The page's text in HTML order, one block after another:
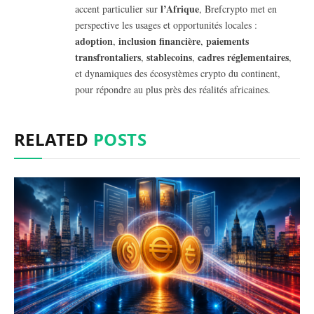
accent particulier sur l’Afrique, Brefcrypto met en
perspective les usages et opportunités locales :
adoption, inclusion financière, paiements
transfrontaliers, stablecoins, cadres réglementaires,
et dynamiques des écosystèmes crypto du continent,
pour répondre au plus près des réalités africaines.
RELATED POSTS